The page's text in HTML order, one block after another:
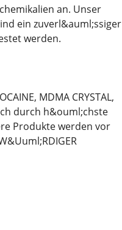
an. Unser
ein zuverl&auml;ssiger
werden.
MDMA CRYSTAL,
durch h&ouml;chste
Produkte werden vor